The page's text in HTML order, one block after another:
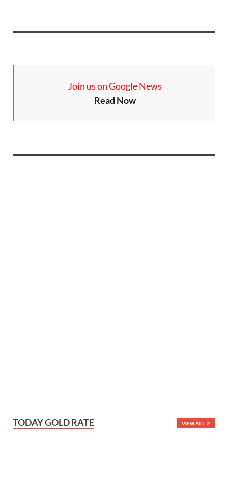
Join us on Google News
Read Now
TODAY GOLD RATE VIEW ALL